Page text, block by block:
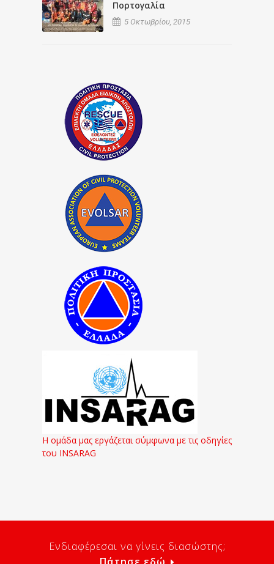
Πορτογαλία
5 Οκτωβρίου, 2015
Η ομάδα μας εργάζεται σύμφωνα με τις οδηγίες
του INSARAG
Ενδιαφέρεσαι να γίνεις διασώστης;